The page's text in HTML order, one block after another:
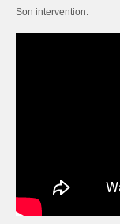
Son intervention: